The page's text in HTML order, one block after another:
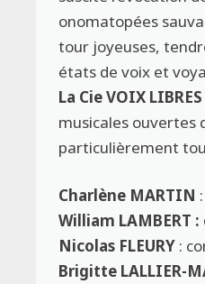
onomatopées
tour joyeuses,
états de voix et
La Cie VOIX LIBRES
musicales ouvertes
particulièrement
Charlène MARTIN
William LAMBERT
Nicolas FLEURY :
Brigitte LALLIER-